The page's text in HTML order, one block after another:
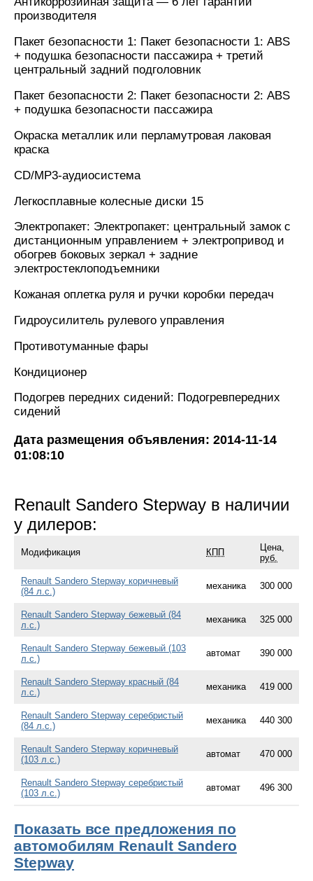
производителя
Пакет безопасности 1: Пакет безопасности 1: ABS
+ подушка безопасности пассажира + третий
центральный задний подголовник
Пакет безопасности 2: Пакет безопасности 2: ABS
+ подушка безопасности пассажира
Окраска металлик или перламутровая лаковая
краска
CD/MP3-аудиосистема
Легкосплавные колесные диски 15
Электропакет: Электропакет: центральный замок с
дистанционным управлением + электропривод и
обогрев боковых зеркал + задние
электростеклоподъемники
Кожаная оплетка руля и ручки коробки передач
Гидроусилитель рулевого управления
Противотуманные фары
Кондиционер
Подогрев передних сидений: Подогревпередних
сидений
Дата размещения объявления: 2014-11-14
01:08:10
Renault Sandero Stepway в наличии
у дилеров:
Модификация КПП
Цена,
руб.
Renault Sandero Stepway коричневый
(84 л.с.)
механика 300 000
Renault Sandero Stepway бежевый (84
л.с.)
механика 325 000
Renault Sandero Stepway бежевый (103
л.с.)
автомат 390 000
Renault Sandero Stepway красный (84
л.с.)
механика 419 000
Renault Sandero Stepway серебристый
(84 л.с.)
механика 440 300
Renault Sandero Stepway коричневый
(103 л.с.)
автомат 470 000
Renault Sandero Stepway серебристый
(103 л.с.)
автомат 496 300
Показать все предложения по
автомобилям Renault Sandero
Stepway